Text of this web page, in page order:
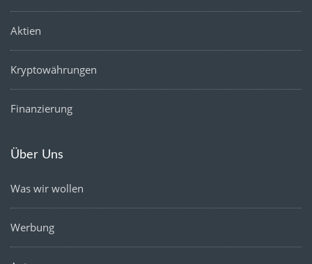
Aktien
Kryptowährungen
Finanzierung
Über Uns
Was wir wollen
Werbung